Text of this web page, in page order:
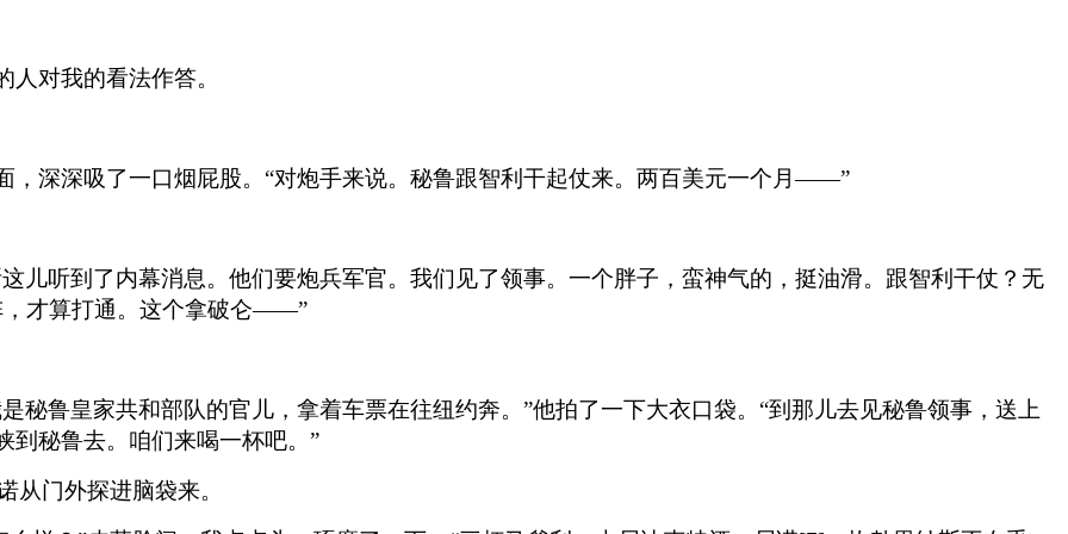
对我的看法作答。
，深深吸了一口烟屁股。“对炮手来说。秘鲁跟智利干起仗来。两百美元一个月——”
儿听到了内幕消息。他们要炮兵军官。我们见了领事。一个胖子，蛮神气的，挺油滑。跟智利干仗？无
，才算打通。这个拿破仑——”
鲁皇家共和部队的官儿，拿着车票在往纽约奔。”他拍了一下大衣口袋。“到那儿去见秘鲁领事，送上
到秘鲁去。咱们来喝一杯吧。”
从门外探进脑袋来。